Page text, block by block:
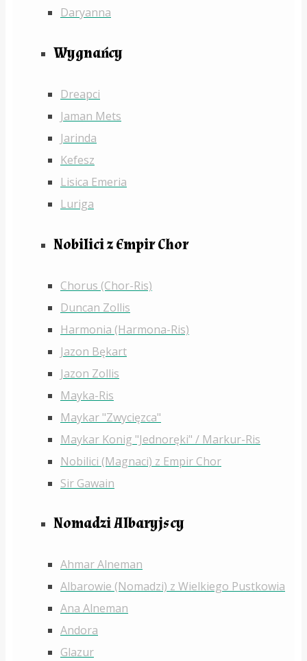
Daryanna
Wygnańcy
Dreapci
Jaman Mets
Jarinda
Kefesz
Lisica Emeria
Luriga
Nobilici z Empir Chor
Chorus (Chor-Ris)
Duncan Zollis
Harmonia (Harmona-Ris)
Jazon Bękart
Jazon Zollis
Mayka-Ris
Maykar "Zwycięzca"
Maykar Konig "Jednoręki" / Markur-Ris
Nobilici (Magnaci) z Empir Chor
Sir Gawain
Nomadzi Albaryjscy
Ahmar Alneman
Albarowie (Nomadzi) z Wielkiego Pustkowia
Ana Alneman
Andora
Glazur